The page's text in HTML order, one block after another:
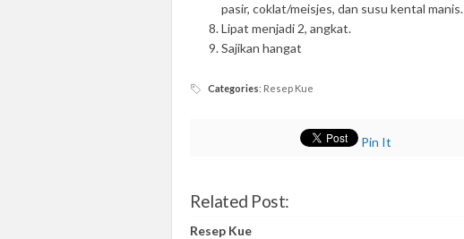
pasir, coklat/meisjes, dan susu kental manis.
Lipat menjadi 2, angkat.
Sajikan hangat
Categories: Resep Kue
Pin It
Related Post:
Resep Kue